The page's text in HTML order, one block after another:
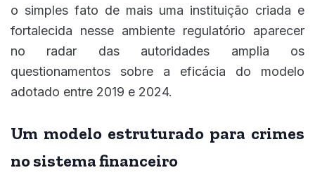
o simples fato de mais uma instituição criada e
fortalecida nesse ambiente regulatório aparecer
no radar das autoridades amplia os
questionamentos sobre a eficácia do modelo
adotado entre 2019 e 2024.
Um modelo estruturado para crimes
no sistema financeiro